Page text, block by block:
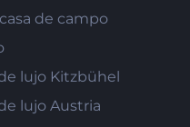
de campo
lujo Kitzbühel
lujo Austria